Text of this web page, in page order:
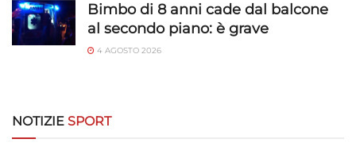
Bimbo di 8 anni cade dal balcone
al secondo piano: è grave
4 AGOSTO 2026
NOTIZIE SPORT